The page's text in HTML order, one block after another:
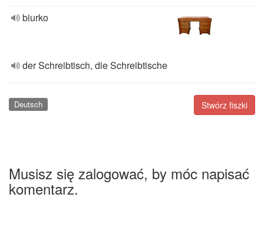
biurko
der Schreibtisch, die Schreibtische
Stwórz fiszki
Deutsch
Musisz się zalogować, by móc napisać
komentarz.